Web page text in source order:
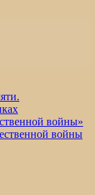
войны»
войны